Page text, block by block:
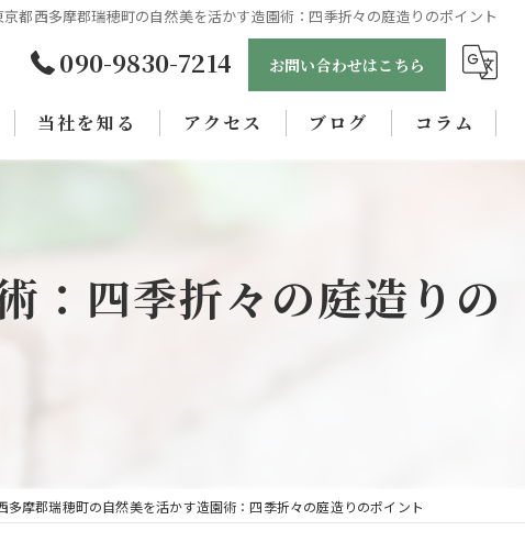
京都西多摩郡瑞穂町の自然美を活かす造園術：四季折々の庭造りのポイント
090-9830-7214 お問い合わせはこちら
当社を知る
女性
アクセス ブログ コラム
：四季折々の庭造りの
多摩郡瑞穂町の自然美を活かす造園術：四季折々の庭造りのポイント